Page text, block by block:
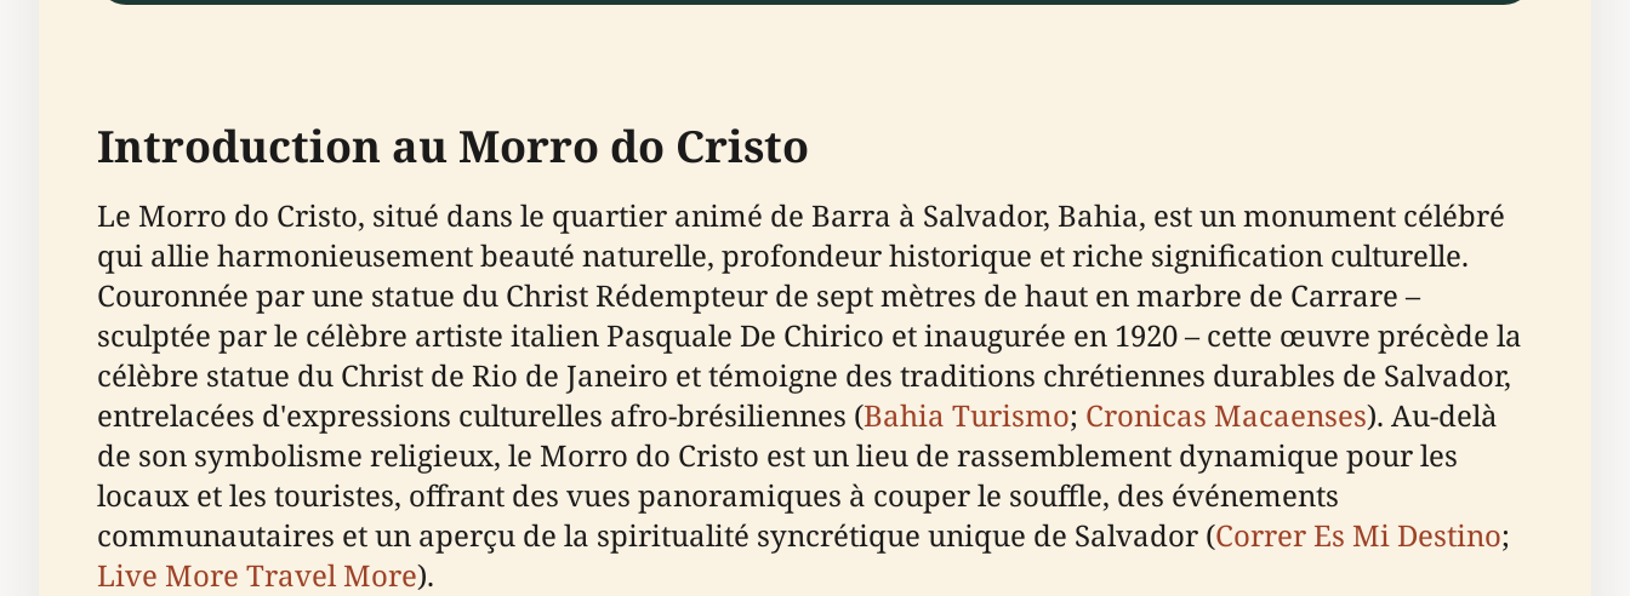
Introduction au Morro do Cristo
Le Morro do Cristo, situé dans le quartier animé de Barra à Salvador, Bahia, est un monument célébré
qui allie harmonieusement beauté naturelle, profondeur historique et riche signification culturelle.
Couronnée par une statue du Christ Rédempteur de sept mètres de haut en marbre de Carrare –
sculptée par le célèbre artiste italien Pasquale De Chirico et inaugurée en 1920 – cette œuvre précède la
célèbre statue du Christ de Rio de Janeiro et témoigne des traditions chrétiennes durables de Salvador,
entrelacées d'expressions culturelles afro-brésiliennes (Bahia Turismo; Cronicas Macaenses). Au-delà
de son symbolisme religieux, le Morro do Cristo est un lieu de rassemblement dynamique pour les
locaux et les touristes, offrant des vues panoramiques à couper le souffle, des événements
communautaires et un aperçu de la spiritualité syncrétique unique de Salvador (Correr Es Mi Destino;
Live More Travel More).